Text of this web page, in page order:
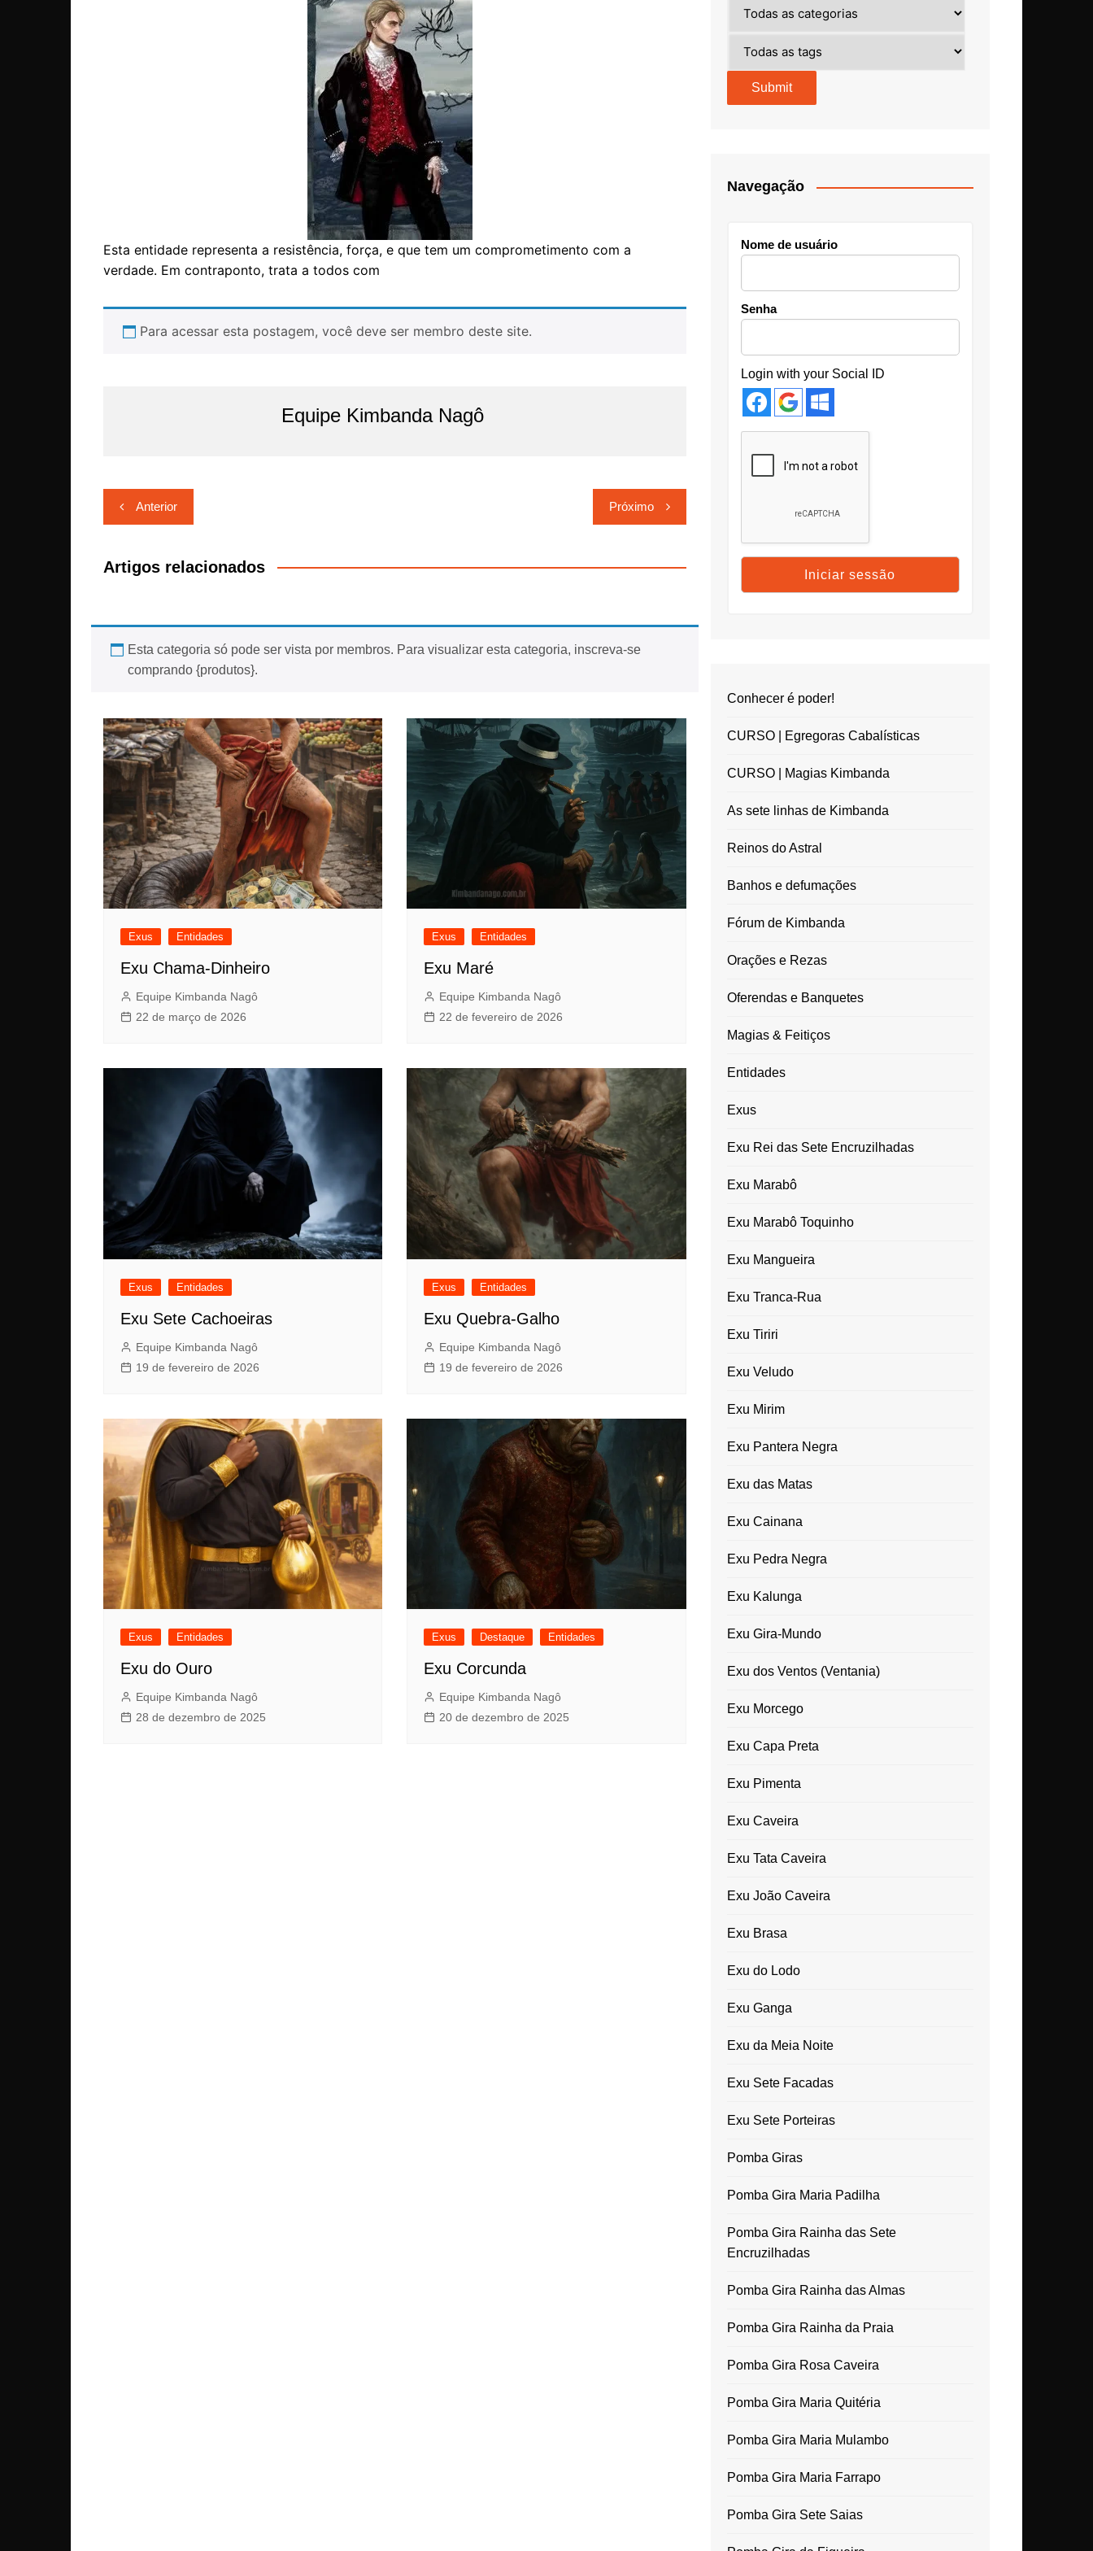
Esta entidade representa a resistência, força, e que tem um comprometimento com a
verdade. Em contraponto, trata a todos com
Para acessar esta postagem, você deve ser membro deste site.
Equipe Kimbanda Nagô
Navegação
de
Post
Anterior Próximo
Artigos relacionados
Esta categoria só pode ser vista por membros. Para visualizar esta categoria, inscreva-se
comprando {produtos}.
Exus Entidades
Exu Chama-Dinheiro
Equipe Kimbanda Nagô
22 de março de 2026
Exus Entidades
Exu Maré
Equipe Kimbanda Nagô
22 de fevereiro de 2026
Exus Entidades
Exu Sete Cachoeiras
Equipe Kimbanda Nagô
19 de fevereiro de 2026
Exus Entidades
Exu Quebra-Galho
Equipe Kimbanda Nagô
19 de fevereiro de 2026
Exus Entidades
Exu do Ouro
Equipe Kimbanda Nagô
28 de dezembro de 2025
Exus Destaque Entidades
Exu Corcunda
Equipe Kimbanda Nagô
20 de dezembro de 2025
Navegação
Nome de usuário
Senha
Login with your Social ID
Conhecer é poder!
CURSO | Egregoras Cabalísticas
CURSO | Magias Kimbanda
As sete linhas de Kimbanda
Reinos do Astral
Banhos e defumações
Fórum de Kimbanda
Orações e Rezas
Oferendas e Banquetes
Magias & Feitiços
Entidades
Exus
Exu Rei das Sete Encruzilhadas
Exu Marabô
Exu Marabô Toquinho
Exu Mangueira
Exu Tranca-Rua
Exu Tiriri
Exu Veludo
Exu Mirim
Exu Pantera Negra
Exu das Matas
Exu Cainana
Exu Pedra Negra
Exu Kalunga
Exu Gira-Mundo
Exu dos Ventos (Ventania)
Exu Morcego
Exu Capa Preta
Exu Pimenta
Exu Caveira
Exu Tata Caveira
Exu João Caveira
Exu Brasa
Exu do Lodo
Exu Ganga
Exu da Meia Noite
Exu Sete Facadas
Exu Sete Porteiras
Pomba Giras
Pomba Gira Maria Padilha
Pomba Gira Rainha das Sete
Encruzilhadas
Pomba Gira Rainha das Almas
Pomba Gira Rainha da Praia
Pomba Gira Rosa Caveira
Pomba Gira Maria Quitéria
Pomba Gira Maria Mulambo
Pomba Gira Maria Farrapo
Pomba Gira Sete Saias